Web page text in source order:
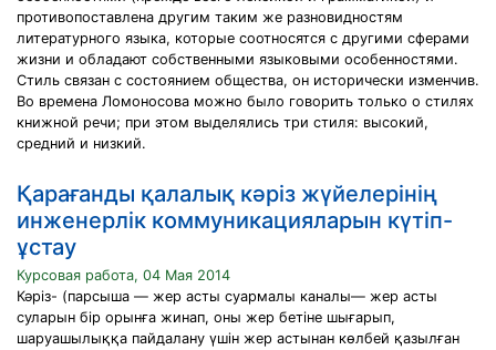
противопоставлена другим таким же разновидностям
литературного языка, которые соотносятся с другими сферами
жизни и обладают собственными языковыми особенностями.
Стиль связан с состоянием общества, он исторически изменчив.
Во времена Ломоносова можно было говорить только о стилях
книжной речи; при этом выделялись три стиля: высокий,
средний и низкий.
Қарағанды қалалық кәріз жүйелерінің
инженерлік коммуникацияларын күтіп-
ұстау
Курсовая работа, 04 Мая 2014
Кәріз- (парсыша — жер асты суармалы каналы— жер асты
суларын бір орынға жинап, оны жер бетіне шығарып,
шаруашылыққа пайдалану үшін жер астынан көлбей қазылған